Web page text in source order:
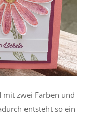
zwei Farben und
entsteht so ein